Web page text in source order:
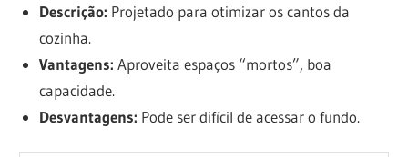
Descrição: Projetado para otimizar os cantos da
cozinha.
Vantagens: Aproveita espaços “mortos”, boa
capacidade.
Desvantagens: Pode ser difícil de acessar o fundo.